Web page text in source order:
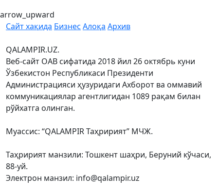
arrow_upward
Сайт хақида Бизнес Алоқа Архив
QALAMPIR.UZ.
Веб-сайт ОАВ сифатида 2018 йил 26 октябрь куни
Ўзбекистон Республикаси Президенти
Администрацияси ҳузуридаги Ахборот ва оммавий
коммуникациялар агентлигидан 1089 рақам билан
рўйхатга олинган.
Муассис: “QALAMPIR Таҳририят” МЧЖ.
Таҳририят манзили: Тошкент шаҳри, Беруний кўчаси,
88-уй.
Электрон манзил: info@qalampir.uz